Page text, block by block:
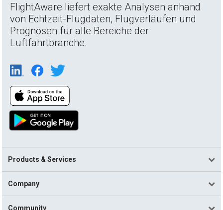
FlightAware liefert exakte Analysen anhand
von Echtzeit-Flugdaten, Flugverläufen und
Prognosen für alle Bereiche der
Luftfahrtbranche.
Products & Services
Company
Community